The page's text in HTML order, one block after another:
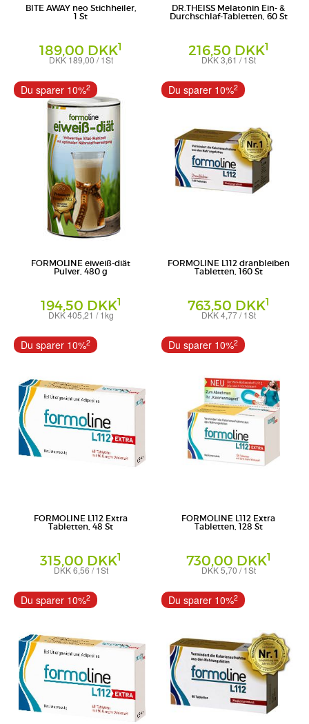
BITE AWAY neo Stichheiler,
1 St
189,00 DKK1
DKK 189,00 / 1St
MibeTec GmbH
DR.THEISS Melatonin Ein- &
Durchschlaf-Tabletten, 60 St
216,50 DKK1
DKK 3,61 / 1St
Dr. Theiss Naturwaren GmbH
FORMOLINE eiweiß-diät
Pulver, 480 g
194,50 DKK1
DKK 405,21 / 1kg
Certmedica International GmbH
Du sparer 10%2
FORMOLINE L112 dranbleiben
Tabletten, 160 St
763,50 DKK1
DKK 4,77 / 1St
Certmedica International GmbH
Du sparer 10%2
FORMOLINE L112 Extra
Tabletten, 48 St
315,00 DKK1
DKK 6,56 / 1St
Certmedica International GmbH
Du sparer 10%2
FORMOLINE L112 Extra
Tabletten, 128 St
730,00 DKK1
DKK 5,70 / 1St
Certmedica International GmbH
Du sparer 10%2
Du sparer 10%2 Du sparer 10%2